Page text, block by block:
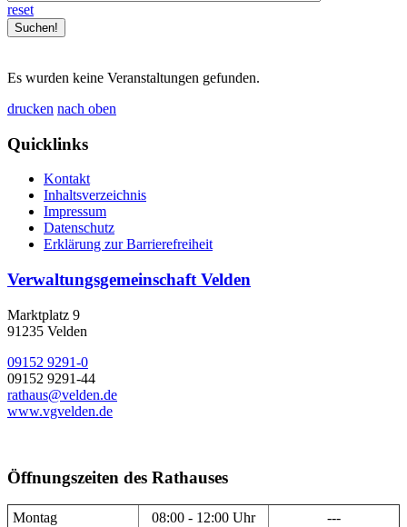
reset
Es wurden keine Veranstaltungen gefunden.
drucken nach oben
Quicklinks
Kontakt
Inhaltsverzeichnis
Impressum
Datenschutz
Erklärung zur Barrierefreiheit
Verwaltungsgemeinschaft Velden
Marktplatz 9
91235 Velden
09152 9291-0
09152 9291-44
rathaus@velden.de
www.vgvelden.de
Öffnungszeiten des Rathauses
Montag 08:00 - 12:00 Uhr
---